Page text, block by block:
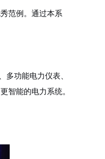
范例。通过本系
功能电力仪表、
智能的电力系统。